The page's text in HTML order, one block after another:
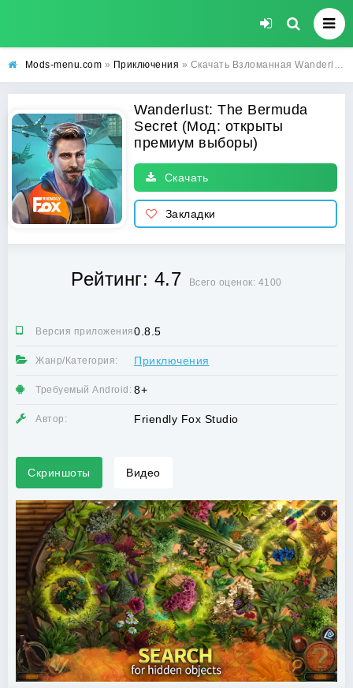
Mods-menu.com » Приключения » Скачать Взломанная Wanderlust: The Bermuda Secret на Андроид с открытыми премиум выборами бесплатно
Wanderlust: The Bermuda
Secret (Мод: открыты
премиум выборы)
Скачать
Закладки
Рейтинг: 4.7 Всего оценок: 4100
Версия приложения:0.8.5
Жанр/Категория: Приключения
Требуемый Android: 8+
Автор: Friendly Fox Studio
Скриншоты Видео